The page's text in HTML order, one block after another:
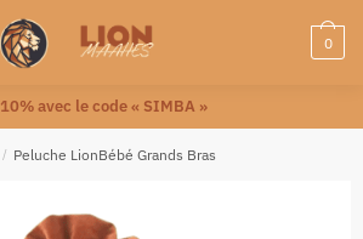
0
10% avec le code « SIMBA »
/ Peluche LionBébé Grands Bras